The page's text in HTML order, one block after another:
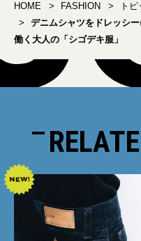
HOME FASHION トピ
デニムシャツをドレッシ
働く大人の「シゴデキ服」